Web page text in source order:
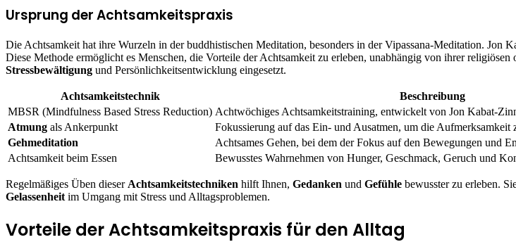
Ursprung der Achtsamkeitspraxis
Die Achtsamkeit hat ihre Wurzeln in der buddhistischen Meditation, besonders in der Vipassana-Meditation. Jon
Diese Methode ermöglicht es Menschen, die Vorteile der Achtsamkeit zu erleben, unabhängig von ihrer
Stressbewältigung und Persönlichkeitsentwicklung eingesetzt.
Achtsamkeitstechnik Beschreibung
MBSR (Mindfulness Based Stress Reduction) Achtwöchiges Achtsamkeitstraining, entwickelt von Jon Kabat-
Atmung als Ankerpunkt Fokussierung auf das Ein- und Ausatmen, um die Aufmerksamkeit
Gehmeditation
Achtsames Gehen, bei dem der Fokus auf den Bewegungen und
Achtsamkeit beim Essen
Bewusstes Wahrnehmen von Hunger, Geschmack, Geruch und
Regelmäßiges Üben dieser Achtsamkeitstechniken hilft Ihnen, Gedanken und Gefühle bewusster zu erleben.
Gelassenheit im Umgang mit Stress und Alltagsproblemen.
Vorteile der Achtsamkeitspraxis für den Alltag